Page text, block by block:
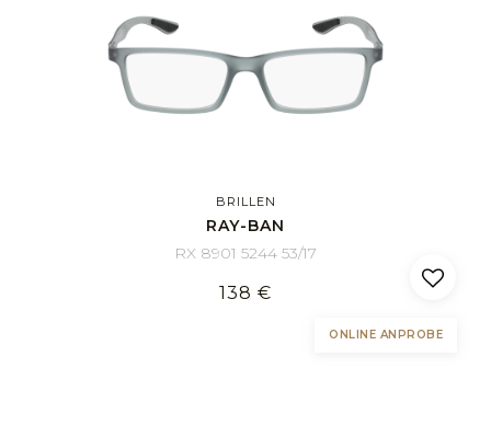
BRILLEN
RAY-BAN
RX 8901 5244 53/17
138 €
ONLINE ANPROBE